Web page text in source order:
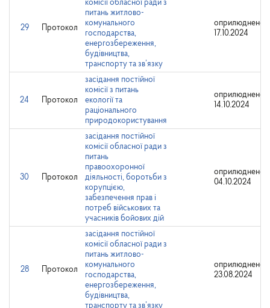
29 Протокол
комісії обласної ради з
питань житлово-
комунального
господарства,
енергозбереження,
будівництва,
транспорту та зв’язку
оприлюднено:
17.10.2024
24 Протокол
засідання постійної
комісії з питань
екології та
раціонального
природокористування
оприлюднено:
14.10.2024
30 Протокол
засідання постійної
комісії обласної ради з
питань
правоохоронної
діяльності, боротьби з
корупцією,
забезпечення прав і
потреб військових та
учасників бойових дій
оприлюднено:
04.10.2024
28 Протокол
засідання постійної
комісії обласної ради з
питань житлово-
комунального
господарства,
енергозбереження,
будівництва,
транспорту та зв’язку
оприлюднено:
23.08.2024